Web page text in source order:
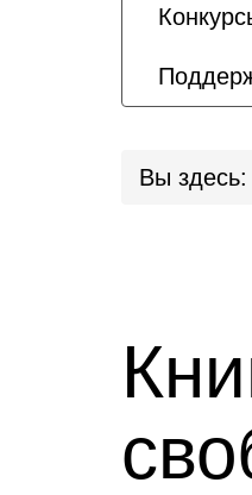
Вы здесь: